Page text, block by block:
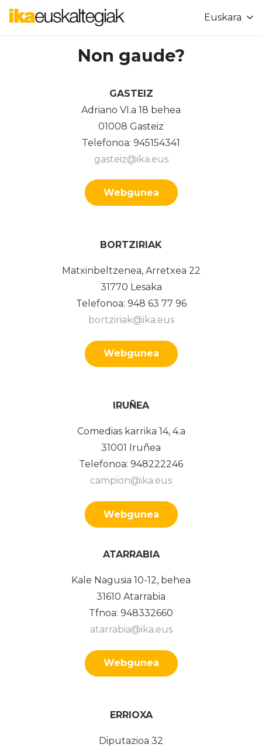
Euskara
Non gaude?
GASTEIZ
Adriano VI.a 18 behea
01008 Gasteiz
Telefonoa: 945154341
gasteiz@ika.eus
Webgunea
BORTZIRIAK
Matxinbeltzenea, Arretxea 22
31770 Lesaka
Telefonoa: 948 63 77 96
bortziriak@ika.eus
Webgunea
IRUÑEA
Comedias karrika 14, 4.a
31001 Iruñea
Telefonoa: 948222246
campion@ika.eus
Webgunea
ATARRABIA
Kale Nagusia 10-12, behea
31610 Atarrabia
Tfnoa: 948332660
atarrabia@ika.eus
Webgunea
ERRIOXA
Diputazioa 32